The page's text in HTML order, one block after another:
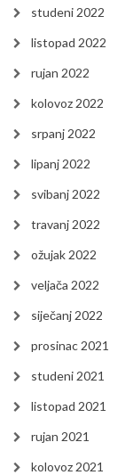
studeni 2022
listopad 2022
rujan 2022
kolovoz 2022
srpanj 2022
lipanj 2022
svibanj 2022
travanj 2022
ožujak 2022
veljača 2022
siječanj 2022
prosinac 2021
studeni 2021
listopad 2021
rujan 2021
kolovoz 2021